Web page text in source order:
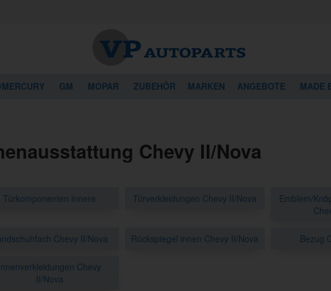
GM MOPAR ZUBEHÖR MARKEN ANGEBOTE MADE
Chevy II/Nova
Türkomponenten innere Türverkleidungen Chevy II/Nova
Emblem/
Chevy II/Nova Rückspiegel innen Chevy II/Nova Bezug
Innenverkleidungen Chevy
II/Nova